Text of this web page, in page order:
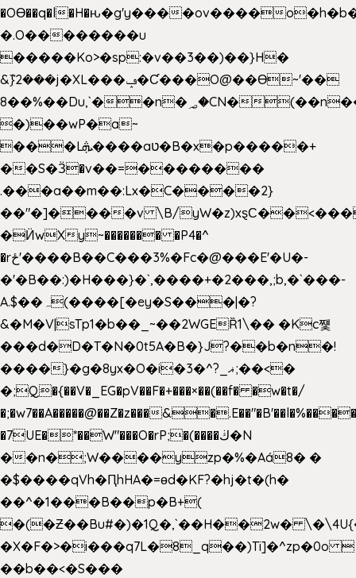
�OƟ��q�l�H�ԋ�g'y����ov����
�.O��������u
�����Ko>�sp:�v��3��)��}H�
&݉}2���j�XL���ݡ�Ƈ���O@��Ɵ~'��
8��%��Du,`��n�؃�CN�(��n��ւ���B�9��
�)��wP�a~
���Lܞ����aט�B�x�p�����+
��S�Ӟ�v��=��������
.���a��m��:Lx�C����2}
��"�]����v \B/
�ӤwXy~������� �P4�^
�rځ'����B��C���3%�Fc�@���E'�U�-
�'�B��:)�H���}�`,����+�2���,;b,�`���-
A.$��ہ(����[�ey�S���|�?
&�M�V|sTp1�b��_~��2WGEȐ1\�� �Kc쩇
���d�D�T�N�0t5A�B�}J?��b�n�!
����}�g�8yx�O�i�3�^?_ޣ;��<�
�;Q�{��V�_EG�pV��F�+���×��(��f� �w�t�/
�;�w7��A�����@��Z�z���
�7UE�*��W"���O�rP;�(����ڬ�N
��n�;W����yzp�%�Aá8� �
�$����qVh�ԤhHA�=ɵd�KF?�hj�t�(h�
��^�1���B��p�B+(
�(�Ƶ��Bu#�)�1Q�,`��H��2w�
�X�F�>�i���q7L�8_q��)Ti]�^zp�0o 
��b��<�S���